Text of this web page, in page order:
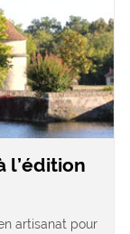
l’édition
artisanat pour